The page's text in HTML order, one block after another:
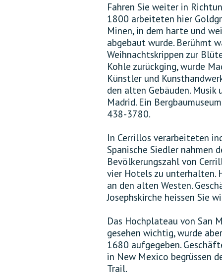
Fahren Sie weiter in
1800 arbeiteten hier
Minen, in dem harte und
abgebaut wurde. Berühmt
Weihnachtskrippen zur
Kohle zurückging, wurde
Künstler und
den alten Gebäuden. Musik
Madrid. Ein
438-3780.
In Cerrillos verarbeiteten
Spanische Siedler nahmen
Bevölkerungszahl von
vier Hotels zu unterhalten.
an den alten Westen.
Josephskirche heissen Sie
Das Hochplateau von San
gesehen wichtig, wurde
1680 aufgegeben.
in New Mexico begrüssen
Trail.